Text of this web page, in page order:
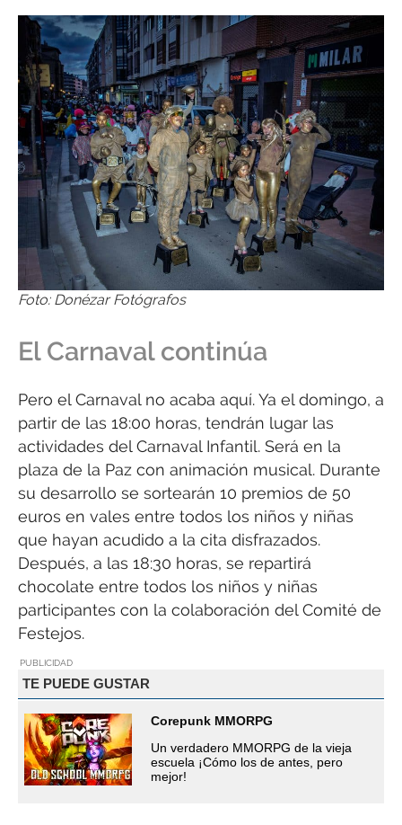
Foto: Donézar Fotógrafos
El Carnaval continúa
Pero el Carnaval no acaba aquí. Ya el domingo, a
partir de las 18:00 horas, tendrán lugar las
actividades del Carnaval Infantil. Será en la
plaza de la Paz con animación musical. Durante
su desarrollo se sortearán 10 premios de 50
euros en vales entre todos los niños y niñas
que hayan acudido a la cita disfrazados.
Después, a las 18:30 horas, se repartirá
chocolate entre todos los niños y niñas
participantes con la colaboración del Comité de
Festejos.
PUBLICIDAD
TE PUEDE GUSTAR
Corepunk MMORPG
Un verdadero MMORPG de la vieja
escuela ¡Cómo los de antes, pero
mejor!